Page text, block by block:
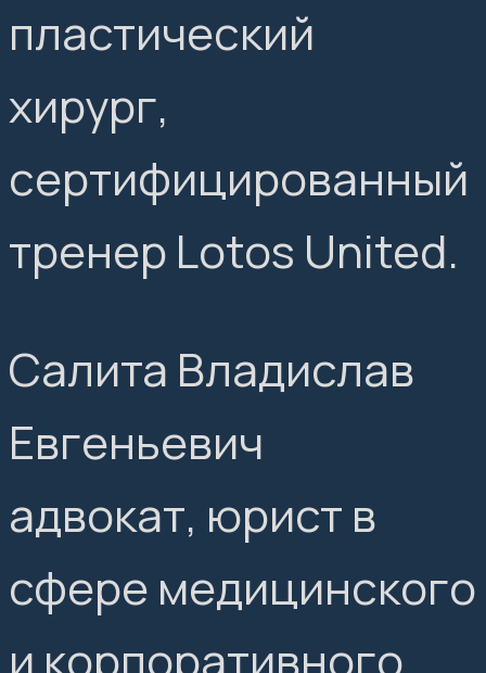
пластический
хирург,
сертифицированный
тренер Lotos United.
Салита Владислав
Евгеньевич
адвокат, юрист в
сфере медицинского
и корпоративного